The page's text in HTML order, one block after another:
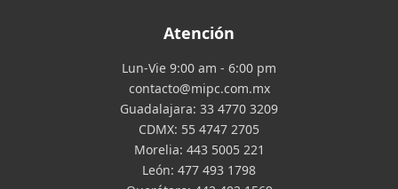
Atención
Lun-Vie 9:00 am - 6:00 pm
contacto@mipc.com.mx
Guadalajara: 33 4770 3209
CDMX: 55 4747 2705
Morelia: 443 5005 221
León: 477 493 1798